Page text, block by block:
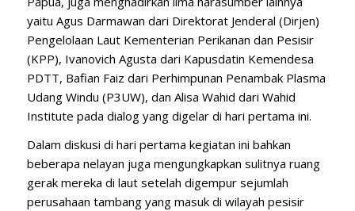
yaitu Agus Darmawan dari Direktorat Jenderal (Dirjen)
Pengelolaan Laut Kementerian Perikanan dan Pesisir
(KPP), Ivanovich Agusta dari Kapusdatin Kemendesa
PDTT, Bafian Faiz dari Perhimpunan Penambak Plasma
Udang Windu (P3UW), dan Alisa Wahid dari Wahid
Institute pada dialog yang digelar di hari pertama ini.
Dalam diskusi di hari pertama kegiatan ini bahkan
beberapa nelayan juga mengungkapkan sulitnya ruang
gerak mereka di laut setelah digempur sejumlah
perusahaan tambang yang masuk di wilayah pesisir